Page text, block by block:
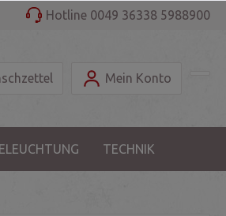
Hotline 0049 36338 5988900
Mein Konto
TECHNIK